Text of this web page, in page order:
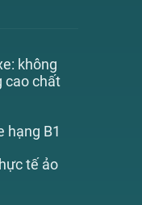
không
cao chất
hạng B1
tế ảo